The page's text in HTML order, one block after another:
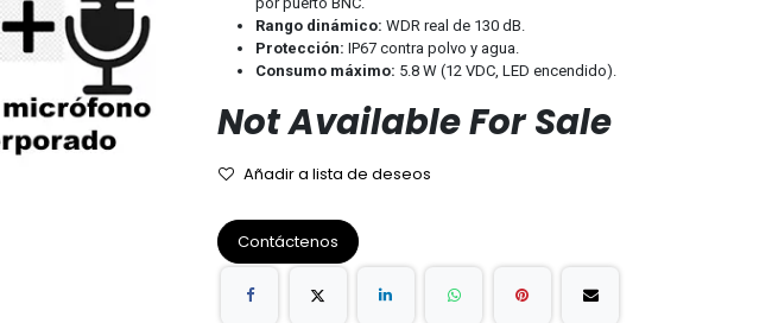
Rango dinámico: WDR real de 130 dB.
Protección: IP67 contra polvo y agua.
Consumo máximo: 5.8 W (12 VDC, LED encendido).
Not Available For Sale
Añadir a lista de deseos
Contáctenos